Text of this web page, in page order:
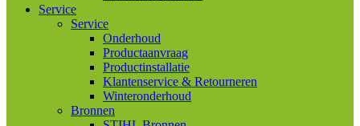
Service
Service
Onderhoud
Productaanvraag
Productinstallatie
Klantenservice & Retourneren
Winteronderhoud
Bronnen